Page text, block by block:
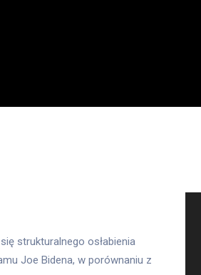
strukturalnego osłabienia
Joe Bidena, w porównaniu z